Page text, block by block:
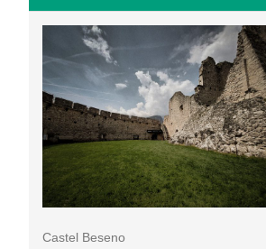
Castel Beseno